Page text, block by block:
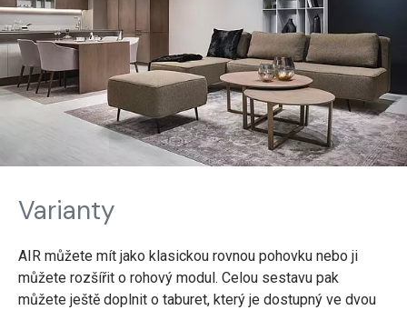
Varianty
AIR můžete mít jako klasickou rovnou pohovku nebo ji
můžete rozšířit o rohový modul. Celou sestavu pak
můžete ještě doplnit o taburet, který je dostupný ve dvou